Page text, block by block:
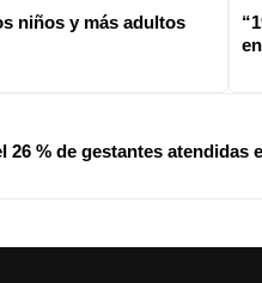
niños y más adultos
26 % de gestantes